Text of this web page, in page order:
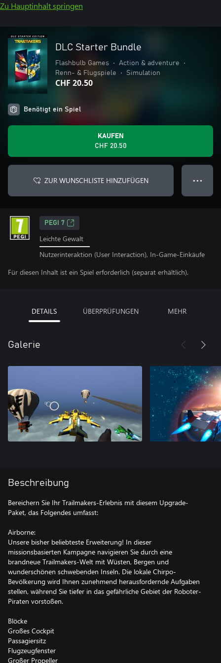
Zu Hauptinhalt springen
DLC Starter Bundle
Flashbulb Games • Action & adventure
•
Renn- & Flugspiele
• Simulation
CHF 20.50
Benötigt ein Spiel
KAUFEN
CHF 20.50
ZUR WUNSCHLISTE HINZUFÜGEN ● ● ●
PEGI 7
Leichte Gewalt
Nutzerinteraktion (User Interaction), In-Game-Einkäufe
Für diesen Inhalt ist ein Spiel erforderlich (separat erhältlich).
DETAILS ÜBERPRÜFUNGEN MEHR
Galerie
Beschreibung
Bereichern Sie Ihr Trailmakers-Erlebnis mit diesem Upgrade-
Paket, das Folgendes umfasst:
Airborne:
Unsere bisher beliebteste Erweiterung! In dieser
missionsbasierten Kampagne navigieren Sie durch eine
brandneue Trailmakers-Welt mit Wüsten, Bergen und
wunderschönen schwebenden Inseln. Die lokale Chirpo-
Bevölkerung wird Ihnen zunehmend herausfordernde Aufgaben
stellen, während Sie tiefer in das gefährliche Gebiet der Roboter-
Piraten vorstoßen.
Blöcke
Großes Cockpit
Passagiersitz
Flugzeugfenster
Großer Propeller